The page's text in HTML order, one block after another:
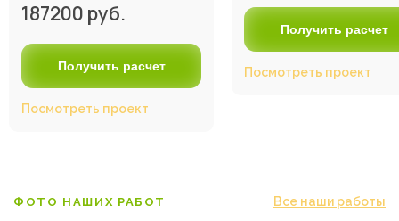
187200 руб.
Получить расчет
Посмотреть проект
Получить расчет
Посмотреть проект
ФОТО НАШИХ РАБОТ Все наши работы